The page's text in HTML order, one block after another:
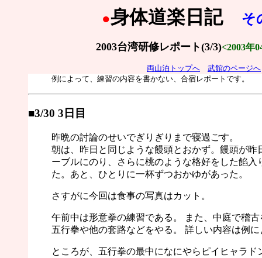
●身体道楽日記 そ
2003台湾研修レポート(3/3)<2003年
両山泊トップへ
武館のページへ
例によって、練習の内容を書かない、合宿レポートです。
■3/30 3日目
昨晩の討論のせいでぎりぎりまで寝過ごす。
朝は、昨日と同じような饅頭とおかず。饅頭が昨
ーブルにのり、さらに桃のような格好をした餡入
た。あと、ひとりに一杯ずつおかゆがあった。
さすがに今回は食事の写真はカット。
午前中は形意拳の練習である。 また、中庭で稽
五行拳や他の套路などをやる。 詳しい内容は例
ところが、五行拳の最中になにやらピイヒャラド